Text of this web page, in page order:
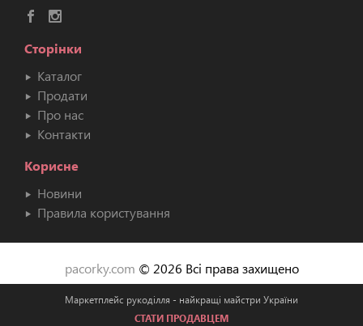
Маркетплейс рукоділля - найкращі майстри України
СТАТИ ПРОДАВЦЕМ
Сторінки
Каталог
Продати
Про нас
Контакти
Корисне
Новини
Правила користування
pacorky.com © 2026 Всі права захищено